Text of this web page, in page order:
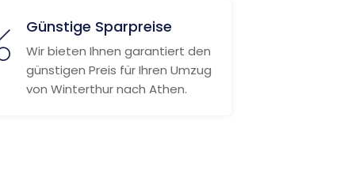
Günstige Sparpreise
Wir bieten Ihnen garantiert den
günstigen Preis für Ihren Umzug
von Winterthur nach Athen.